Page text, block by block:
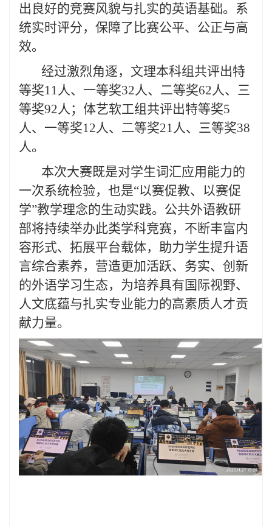
出良好的竞赛风貌与扎实的英语基础。系
统实时评分，保障了比赛公平、公正与高
效。
经过激烈角逐，文理本科组共评出特
等奖11人、一等奖32人、二等奖62人、三
等奖92人；体艺软工组共评出特等奖5
人、一等奖12人、二等奖21人、三等奖38
人。
本次大赛既是对学生词汇应用能力的
一次系统检验，也是“以赛促教、以赛促
学”教学理念的生动实践。公共外语教研
部将持续举办此类学科竞赛，不断丰富内
容形式、拓展平台载体，助力学生提升语
言综合素养，营造更加活跃、务实、创新
的外语学习生态，为培养具有国际视野、
人文底蕴与扎实专业能力的高素质人才贡
献力量。